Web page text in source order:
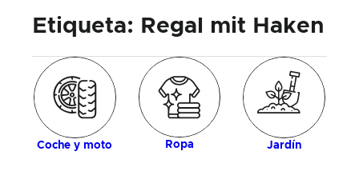
Etiqueta: Regal mit Haken
Coche y moto Ropa Jardín